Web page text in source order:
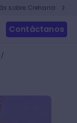
sobre Crehana
Contáctanos
/